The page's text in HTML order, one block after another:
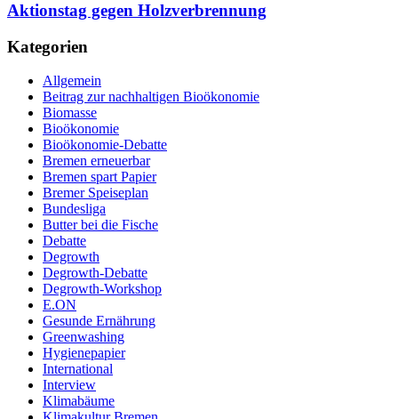
Aktionstag gegen Holzverbrennung
Kategorien
Allgemein
Beitrag zur nachhaltigen Bioökonomie
Biomasse
Bioökonomie
Bioökonomie-Debatte
Bremen erneuerbar
Bremen spart Papier
Bremer Speiseplan
Bundesliga
Butter bei die Fische
Debatte
Degrowth
Degrowth-Debatte
Degrowth-Workshop
E.ON
Gesunde Ernährung
Greenwashing
Hygienepapier
International
Interview
Klimabäume